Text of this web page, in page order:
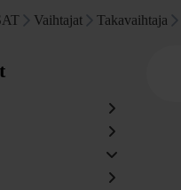
Vaihtajat Takavaihtaja